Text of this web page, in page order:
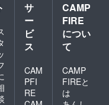
サ
ー
ビ
ス
CAM
PFI
RE
CAMP
FIRE
につい
て
CAMP
FIREと
は